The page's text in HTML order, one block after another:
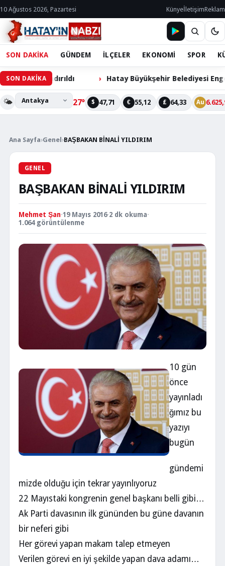
10 Ağustos 2026, Pazartesi KünyeİletişimReklam
SON DAKİKA GÜNDEM İLÇELER EKONOMİ SPOR
SON DAKİKA Hatay Büyükşehir Belediyesi Engelli
🌤️ 27° $ 47,71 € 55,12 £ 64,33 Au
Ana Sayfa›Genel ›BAŞBAKAN BİNALİ YILDIRIM
GENEL
BAŞBAKAN BİNALİ YILDIRIM
Mehmet Şan·19 Mayıs 2016·2 dk okuma·
1.064 görüntülenme
10 gün
önce
yayınladı
ğımız bu
yazıyı
bugün
gündemi
mizde olduğu için tekrar yayınlıyoruz
22 Mayıstaki kongrenin genel başkanı belli gibi…
Ak Parti davasının ilk gününden bu güne davanın
bir neferi gibi
Her görevi yapan makam talep etmeyen
Verilen görevi en iyi şekilde yapan dava adamı…